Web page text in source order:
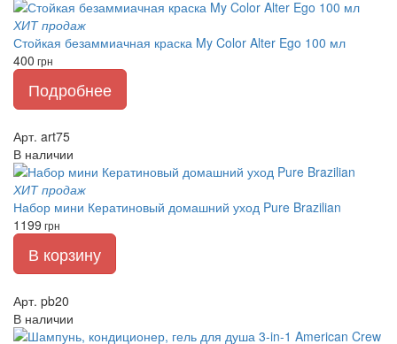
ХИТ продаж
Стойкая безаммиачная краска My Color Alter Ego 100 мл
400 грн
Подробнее
Арт. art75
В наличии
ХИТ продаж
Набор мини Кератиновый домашний уход Pure Brazilian
1199 грн
В корзину
Арт. pb20
В наличии